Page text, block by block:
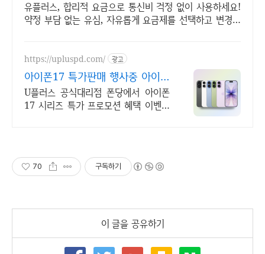
유플러스, 합리적 요금으로 통신비 걱정 없이 사용하세요!
약정 부담 없는 유심, 자유롭게 요금제를 선택하고 변경하
https://upluspd.com/ 광고
아이폰17 특가판매 행사중 아이폰
17 특가 한정판매
U플러스 공식대리점 폰당에서 아이폰
17 시리즈 특가 프로모션 혜택 이벤트
70 구독하기
이 글을 공유하기